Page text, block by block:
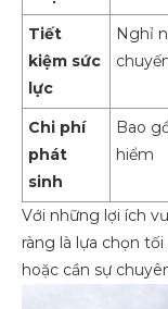
Tiết
kiệm sức
lực
Nghỉ
Chi phí
phát
sinh
Bao
hiểm
Với những lợi ích
ràng là lựa chọn
hoặc cần sự